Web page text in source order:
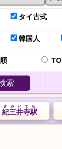
タイ古式
韓国人
索
紀三井寺駅
きみいでら